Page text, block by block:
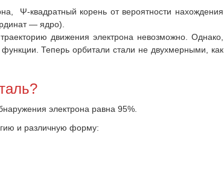
Ψ-квадратный корень от вероятности нахождения
— ядро).
движения электрона невозможно. Однако,
Теперь орбитали стали не двухмерными, как
электрона равна 95%.
и различную форму: